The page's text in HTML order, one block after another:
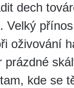
dech
Velký
oživování
prázdné
kde se